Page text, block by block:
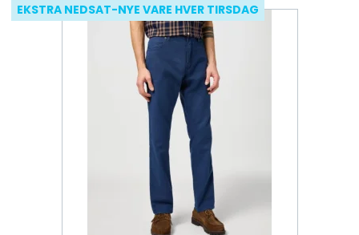
EKSTRA NEDSAT-NYE VARE HVER TIRSDAG